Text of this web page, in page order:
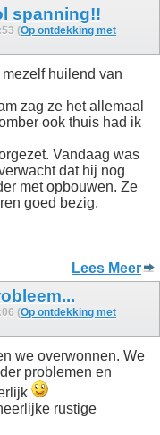
spanning!!
(Op ontdekking met
huilend van
zag ze het allemaal
ook thuis had ik
Vandaag was
dat hij nog
met opbouwen. Ze
goed bezig.
Lees Meer
(Op ontdekking met
we overwonnen. We
problemen en
rustige